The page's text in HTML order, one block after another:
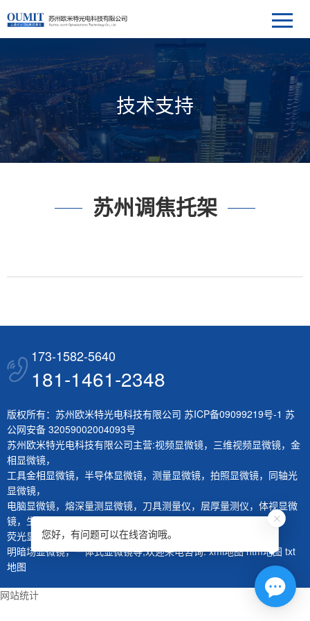
技术支持
苏州调焦托架
173-1582-5640
181-1461-2348
版权所有：苏州欧米特光电科技有限公司 苏ICP备09099219号-1 苏
公网安备 32059002004093号
苏州欧米特光电科技有限公司主营:视频显微镜， 三维视频显微镜， 金
相显微镜，
工具金相显微镜， 半导体显微镜， 测量显微镜， 拍照显微镜， 同轴光
显微镜，
电脑显微镜， 熔深量测显微镜， 刀具测量仪， 层厚量测仪， 体视显微
镜， 生物显微镜，
荧光显微镜， 红外显微镜，微分干涉显微镜
明暗场显微镜，一体式显微镜等,欢迎来电咨询.xml地图 htm地图 txt
地图
网站统计
您好，有问题可以在线咨询哦。